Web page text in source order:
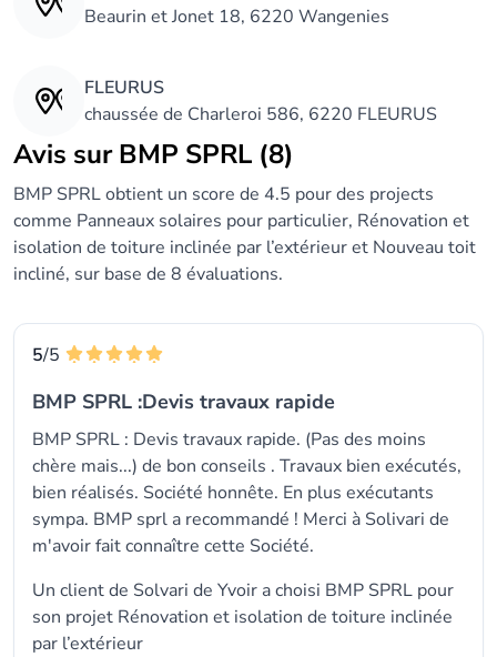
Beaurin et Jonet 18, 6220 Wangenies
FLEURUS
chaussée de Charleroi 586, 6220 FLEURUS
Avis sur BMP SPRL (8)
BMP SPRL obtient un score de 4.5 pour des projects
comme Panneaux solaires pour particulier, Rénovation et
isolation de toiture inclinée par l’extérieur et Nouveau toit
incliné, sur base de 8 évaluations.
5/5
BMP SPRL :Devis travaux rapide
BMP SPRL : Devis travaux rapide. (Pas des moins
chère mais...) de bon conseils . Travaux bien exécutés,
bien réalisés. Société honnête. En plus exécutants
sympa. BMP sprl a recommandé ! Merci à Solivari de
m'avoir fait connaître cette Société.
Un client de Solvari de Yvoir a choisi BMP SPRL pour
son projet Rénovation et isolation de toiture inclinée
par l’extérieur